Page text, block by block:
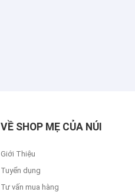
VỀ SHOP MẸ CỦA NÚI
Giới Thiệu
Tuyển dụng
Tư vấn mua hàng